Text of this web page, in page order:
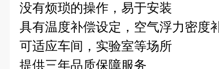
没有烦琐的操作，易于安装
具有温度补偿设定，空气浮力密度
可适应车间，实验室等场所
提供三年品质保障服务